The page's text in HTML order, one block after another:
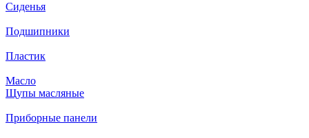
Сиденья
Подшипники
Пластик
Масло
Щупы масляные
Приборные панели